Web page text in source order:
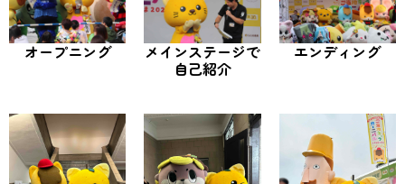
オープニング メインステージで
自己紹介
エンディング